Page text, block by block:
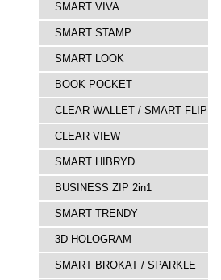
SMART VIVA
SMART STAMP
SMART LOOK
BOOK POCKET
CLEAR WALLET / SMART FLIP
CLEAR VIEW
SMART HIBRYD
BUSINESS ZIP 2in1
SMART TRENDY
3D HOLOGRAM
SMART BROKAT / SPARKLE